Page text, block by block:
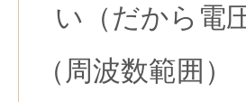
い（だから電
（周波数範囲）